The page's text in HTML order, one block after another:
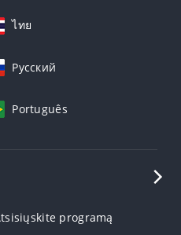
ไทย
Русский
Português
programą